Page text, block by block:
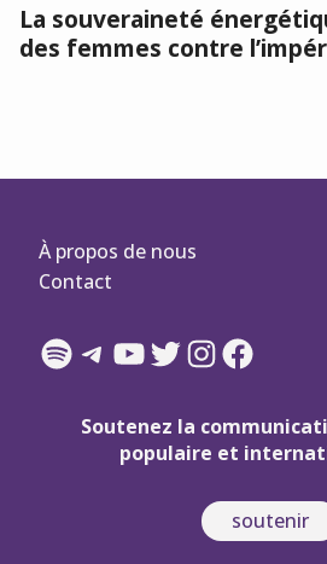
La souveraineté
des femmes contre
À propos de nous
Contact
Spotify
Telegram
YouTube
Twitter
Instagram
Facebook
Soutenez la
populaire et
soutenir